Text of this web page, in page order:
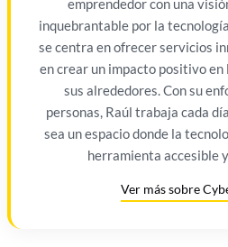
emprendedor con una
inquebrantable por la
se centra en ofrecer servicios
en crear un impacto positivo en
sus alrededores. Con su
personas, Raúl trabaja cada
sea un espacio donde la
herramienta accesible
Ver más sobre